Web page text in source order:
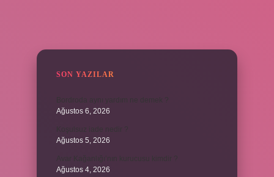
SON YAZILAR
Ağustos 6, 2026
Ağustos 5, 2026
Ağustos 4, 2026